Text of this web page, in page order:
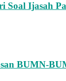
Ijasah
BUMN-